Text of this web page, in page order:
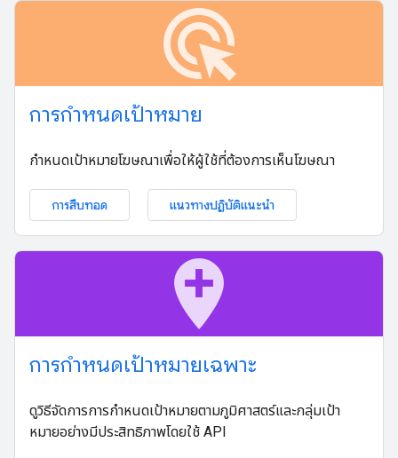
ads_click
การกำหนดเป้าหมาย
กำหนดเป้าหมายโฆษณาเพื่อให้ผู้ใช้ที่ต้องการเห็นโฆษณา
การสืบทอด แนวทางปฏิบัติแนะนำ
add_location
การกำหนดเป้าหมายเฉพาะ
ดูวิธีจัดการการกำหนดเป้าหมายตามภูมิศาสตร์และกลุ่มเป้า
หมายอย่างมีประสิทธิภาพโดยใช้ API